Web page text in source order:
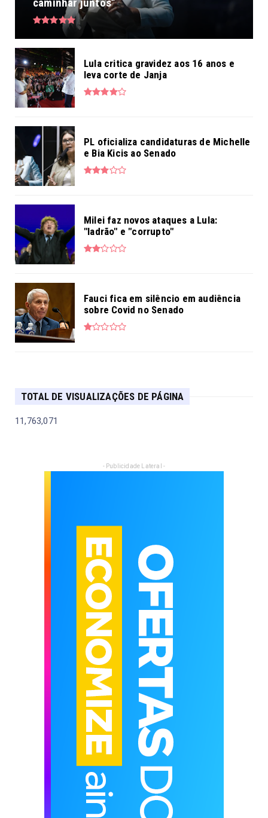
caminhar juntos”
Lula critica gravidez aos 16 anos e
leva corte de Janja
PL oficializa candidaturas de Michelle
e Bia Kicis ao Senado
Milei faz novos ataques a Lula:
"ladrão" e "corrupto"
Fauci fica em silêncio em audiência
sobre Covid no Senado
TOTAL DE VISUALIZAÇÕES DE PÁGINA
11,763,071
- Publicidade Lateral -